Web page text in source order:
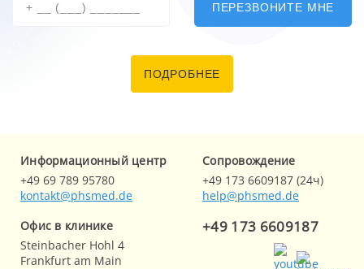
ПЕРЕЗВОНИТЕ МНЕ
ПОДРОБНЕЕ
Информационный центр
+49 69 789 95780
kontakt@phsmed.de
Cопровождение
+49 173 6609187 (24ч)
help@phsmed.de
Офис в клинике
Steinbacher Hohl 4
Frankfurt am Main
+49 173 6609187